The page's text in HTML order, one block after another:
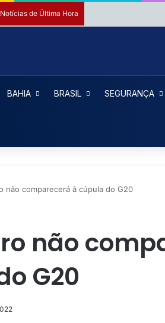
Notícias de Última Hora
BAHIA BRASIL SEGURANÇA
não comparecerá à cúpula do G20
não
G20